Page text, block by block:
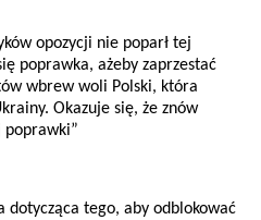
opozycji nie poparł tej
poprawka, ażeby zaprzestać
wbrew woli Polski, która
Okazuje się, że znów
dotycząca tego, aby odblokować